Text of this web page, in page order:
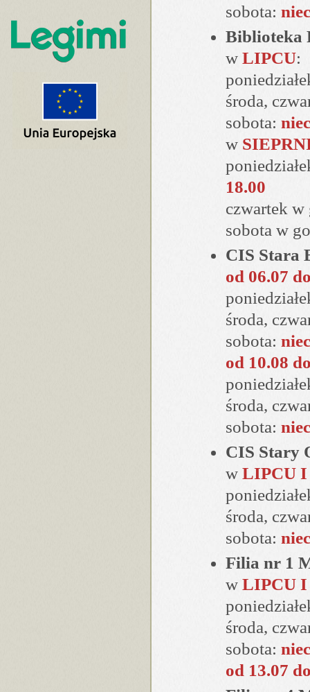
sobota:
Biblioteka
w LIPCU:
środa,
sobota:
w
18.00
czwartek
sobota w
CIS Stara
od 06.07
środa,
sobota:
od 10.08
środa,
sobota:
CIS Stary
w LIPCU
środa,
sobota:
Filia nr 1
w LIPCU
środa,
sobota:
od 13.07